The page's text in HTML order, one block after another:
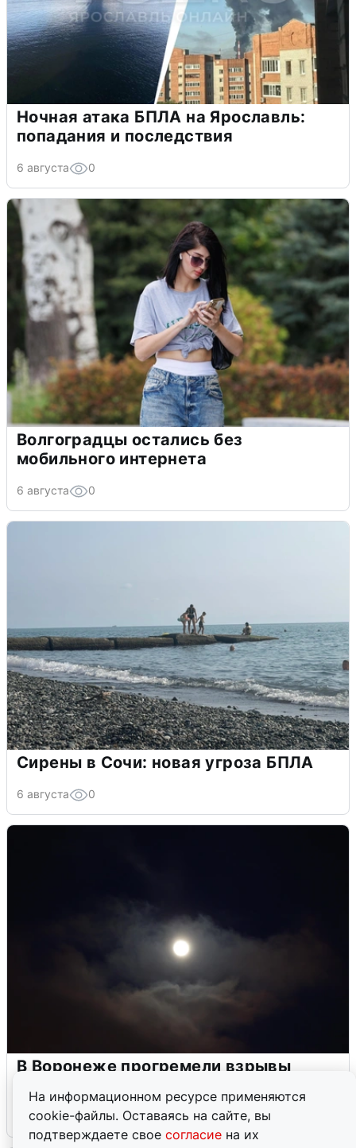
На информационном ресурсе применяются
cookie-файлы. Оставаясь на сайте, вы
подтверждаете свое согласие на их
Ночная атака БПЛА на Ярославль:
попадания и последствия
6 августа 0
Волгоградцы остались без
мобильного интернета
6 августа 0
Сирены в Сочи: новая угроза БПЛА
6 августа 0
В Воронеже прогремели взрывы
5 августа 0